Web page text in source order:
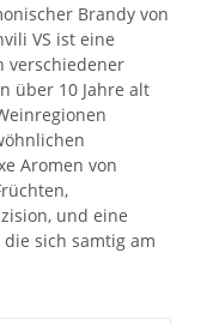
Brandy von
VS ist eine
verschiedener
über 10 Jahre alt
Aromen von
und eine
sich samtig am